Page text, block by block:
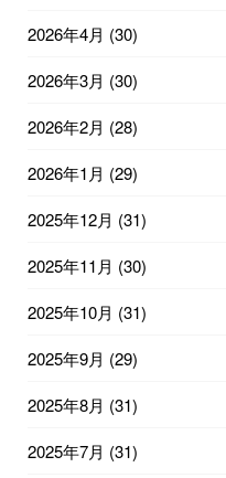
2026年4月 (30)
2026年3月 (30)
2026年2月 (28)
2026年1月 (29)
2025年12月 (31)
2025年11月 (30)
2025年10月 (31)
2025年9月 (29)
2025年8月 (31)
2025年7月 (31)